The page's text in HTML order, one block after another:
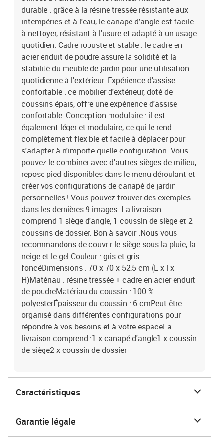
durable : grâce à la résine tressée résistante aux
intempéries et à l'eau, le canapé d'angle est facile
à nettoyer, résistant à l'usure et adapté à un usage
quotidien. Cadre robuste et stable : le cadre en
acier enduit de poudre assure la solidité et la
stabilité du meuble de jardin pour une utilisation
quotidienne à l'extérieur. Expérience d'assise
confortable : ce mobilier d'extérieur, doté de
coussins épais, offre une expérience d'assise
confortable. Conception modulaire : il est
également léger et modulaire, ce qui le rend
complètement flexible et facile à déplacer pour
s'adapter à n'importe quelle configuration. Vous
pouvez le combiner avec d'autres sièges de milieu,
repose-pied disponibles dans le menu déroulant et
créer vos configurations de canapé de jardin
personnelles ! Vous pouvez trouver des exemples
dans les dernières 9 images. La livraison
comprend 1 siège d'angle, 1 coussin de siège et 2
coussins de dossier. Bon à savoir :Nous vous
recommandons de couvrir le siège sous la pluie, la
neige et le gel.Couleur : gris et gris
foncéDimensions : 70 x 70 x 52,5 cm (L x l x
H)Matériau : résine tressée + cadre en acier enduit
de poudreMatériau du coussin : 100 %
polyesterÉpaisseur du coussin : 6 cmPeut être
organisé dans différentes configurations pour
répondre à vos besoins et à votre espaceLa
livraison comprend :1 x canapé d'angle1 x coussin
de siège2 x coussin de dossier
Caractéristiques
Garantie légale